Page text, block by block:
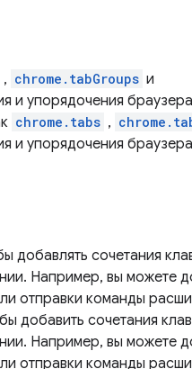
, chrome.tabGroups и
и упорядочения браузера
chrome.tabs ,
и упорядочения браузера
добавлять сочетания
Например, вы можете
отправки команды
добавить сочетания
Например, вы можете
отправки команды